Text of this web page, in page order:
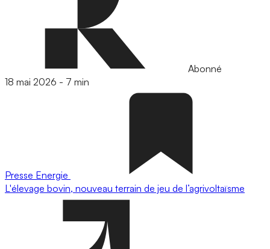
Abonné
18 mai 2026 - 7 min
Presse Energie
L'élevage bovin, nouveau terrain de jeu de l’agrivoltaïsme